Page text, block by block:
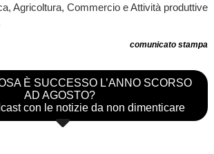
Agricoltura, Commercio e Attività produttive
comunicato stampa
È SUCCESSO L’ANNO SCORSO
AD AGOSTO?
con le notizie da non dimenticare